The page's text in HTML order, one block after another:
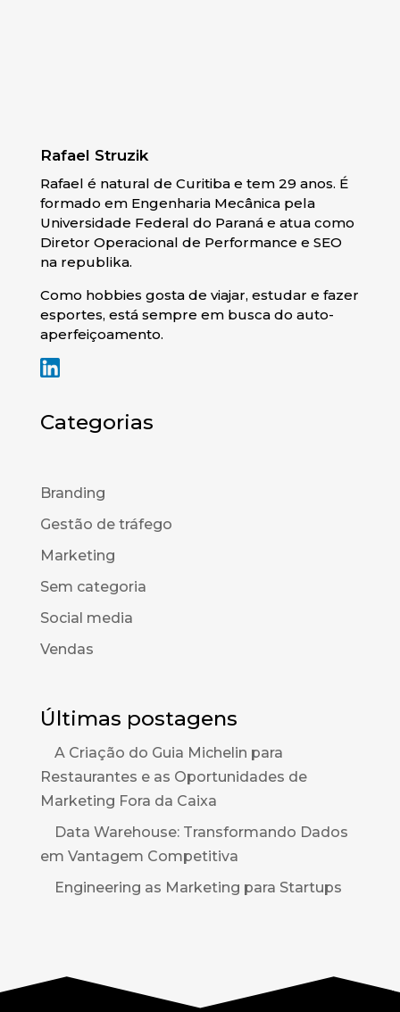
Rafael Struzik
Rafael é natural de Curitiba e tem 29 anos. É
formado em Engenharia Mecânica pela
Universidade Federal do Paraná e atua como
Diretor Operacional de Performance e SEO
na republika.
Como hobbies gosta de viajar, estudar e fazer
esportes, está sempre em busca do auto-
aperfeiçoamento.
Categorias
Branding
Gestão de tráfego
Marketing
Sem categoria
Social media
Vendas
Últimas postagens
A Criação do Guia Michelin para
Restaurantes e as Oportunidades de
Marketing Fora da Caixa
Data Warehouse: Transformando Dados
em Vantagem Competitiva
Engineering as Marketing para Startups